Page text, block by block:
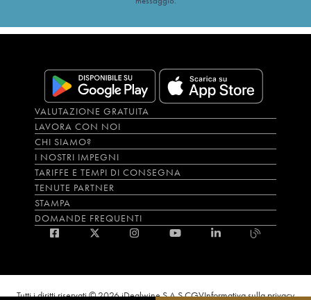
VALUTAZIONE GRATUITA
LAVORA CON NOI
CHI SIAMO?
I NOSTRI IMPEGNI
TARIFFE E TEMPI DI CONSEGNA
TENUTE PARTNER
STAMPA
DOMANDE FREQUENTI
Tutti i diritti riservati © 2026 iDealwine S.A.S.CGVInformativa sulla privacy